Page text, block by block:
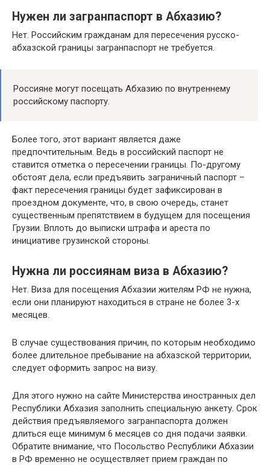
Нужен ли загранпаспорт в Абхазию?
Нет. Российским гражданам для пересечения русско-
абхазской границы загранпаспорт не требуется.
Россияне могут посещать Абхазию по внутреннему
российскому паспорту.
Более того, этот вариант является даже
предпочтительным. Ведь в российский паспорт не
ставится отметка о пересечении границы. По-другому
обстоят дела, если предъявить заграничный паспорт –
факт пересечения границы будет зафиксирован в
проездном документе, что, в свою очередь, станет
существенным препятствием в будущем для посещения
Грузии. Вплоть до выписки штрафа и ареста по
инициативе грузинской стороны.
Нужна ли россиянам виза в Абхазию?
Нет. Виза для посещения Абхазии жителям РФ не нужна,
если они планируют находиться в стране не более 3-х
месяцев.
В случае существования причин, по которым необходимо
более длительное пребывание на абхазской территории,
следует оформить запрос на визу.
Для этого нужно на сайте Министерства иностранных дел
Республики Абхазия заполнить специальную анкету. Срок
действия предъявляемого загранпаспорта должен
длиться еще минимум 6 месяцев со дня подачи заявки.
Обратите внимание, что Посольство Республики Абхазии
в РФ временно не осуществляет прием граждан по